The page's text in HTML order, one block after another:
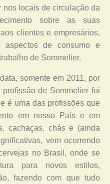
locais de circulação da
sobre as suas
clientes e empresários,
aspectos de consumo e
de Sommelier.
somente em 2011, por
de Sommelier foi
é uma das profissões que
em nosso País e em
cachaças, chás e (ainda
vem ocorrendo
no Brasil, onde se
para novos estilos,
fazendo com que tudo